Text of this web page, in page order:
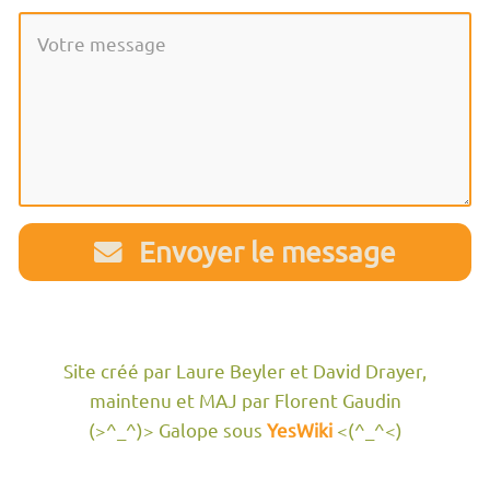
Envoyer le message
Site créé par Laure Beyler et David Drayer,
maintenu et MAJ par Florent Gaudin
(>^_^)> Galope sous YesWiki<(^_^<)